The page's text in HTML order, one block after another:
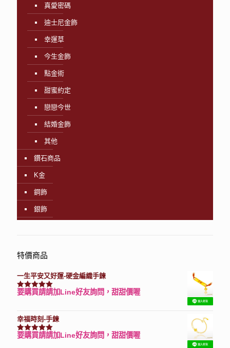
真愛密碼
迪士尼金飾
幸運草
今生金飾
點金術
甜蜜約定
戀戀今世
結婚金飾
其他
鑽石商品
K金
鋼飾
銀飾
特價商品
一生平安又好運-硬金編織手鍊
評分7740滿分 5
要購買請請加Line好友詢問，甜甜價喔
幸福時刻-手鍊
評分3150滿分 5
要購買請請加Line好友詢問，甜甜價喔